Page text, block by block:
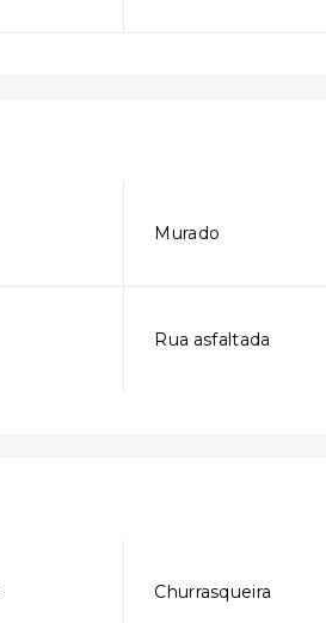
Murado
Rua asfaltada
Churrasqueira